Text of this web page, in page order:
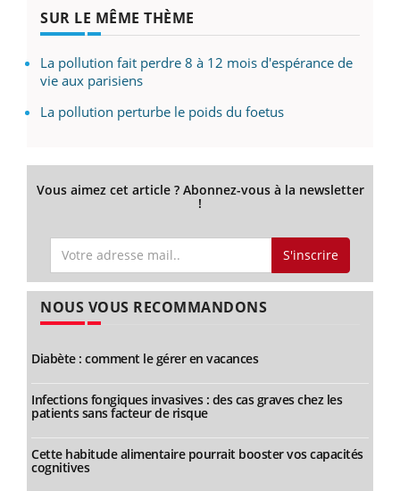
SUR LE MÊME THÈME
La pollution fait perdre 8 à 12 mois d'espérance de
vie aux parisiens
La pollution perturbe le poids du foetus
Vous aimez cet article ? Abonnez-vous à la newsletter
!
S'inscrire
NOUS VOUS RECOMMANDONS
Diabète : comment le gérer en vacances
Infections fongiques invasives : des cas graves chez les
patients sans facteur de risque
Cette habitude alimentaire pourrait booster vos capacités
cognitives